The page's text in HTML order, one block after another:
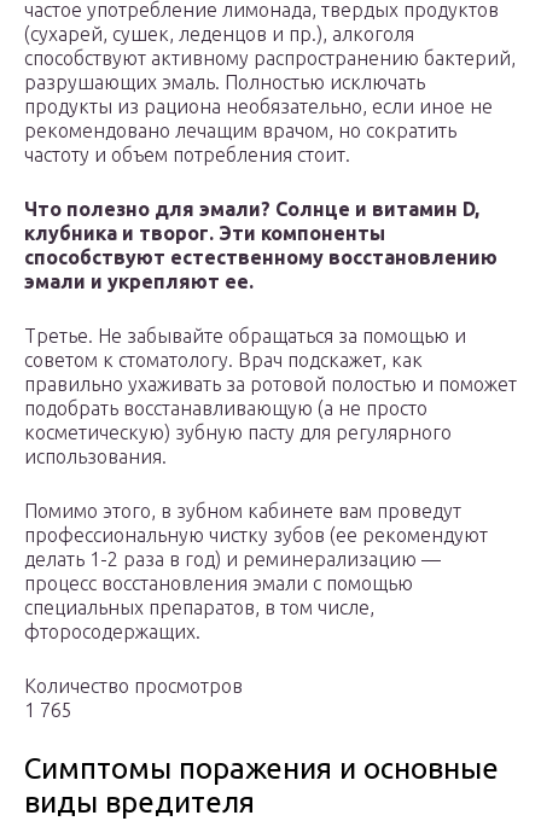
частое употребление лимонада, твердых продуктов
(сухарей, сушек, леденцов и пр.), алкоголя
способствуют активному распространению бактерий,
разрушающих эмаль. Полностью исключать
продукты из рациона необязательно, если иное не
рекомендовано лечащим врачом, но сократить
частоту и объем потребления стоит.
Что полезно для эмали? Солнце и витамин D,
клубника и творог. Эти компоненты
способствуют естественному восстановлению
эмали и укрепляют ее.
Третье. Не забывайте обращаться за помощью и
советом к стоматологу. Врач подскажет, как
правильно ухаживать за ротовой полостью и поможет
подобрать восстанавливающую (а не просто
косметическую) зубную пасту для регулярного
использования.
Помимо этого, в зубном кабинете вам проведут
профессиональную чистку зубов (ее рекомендуют
делать 1-2 раза в год) и реминерализацию —
процесс восстановления эмали с помощью
специальных препаратов, в том числе,
фторосодержащих.
Количество просмотров
1 765
Симптомы поражения и основные
виды вредителя